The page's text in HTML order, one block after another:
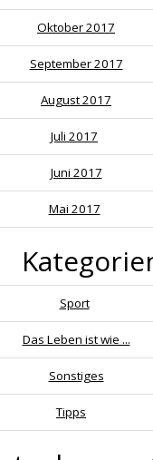
Oktober 2017
September 2017
August 2017
Juli 2017
Juni 2017
Mai 2017
Sport
Das Leben ist wie ...
Sonstiges
Tipps